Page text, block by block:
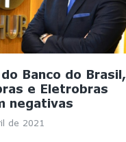
Banco do Brasil,
e Eletrobras
negativas
de 2021